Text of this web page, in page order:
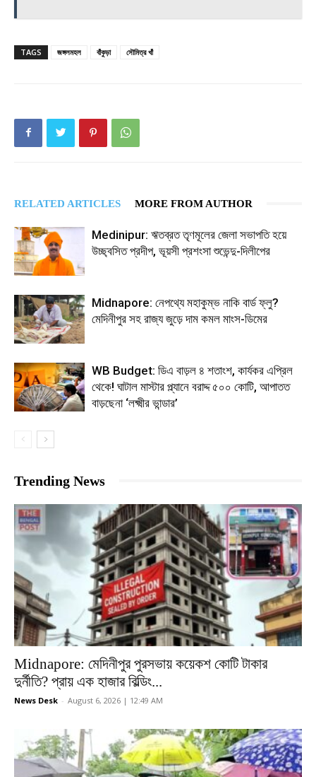
TAGS জঙ্গলমহল বাঁকুড়া সৌমিত্র খাঁ
RELATED ARTICLES MORE FROM AUTHOR
Medinipur: ঋতব্রত তৃণমূলের জেলা সভাপতি হয়ে
উচ্ছ্বসিত প্রদীপ, ভূয়সী প্রশংসা শুভেন্দু-দিলীপের
Midnapore: নেপথ্যে মহাকুম্ভ নাকি বার্ড ফ্লু?
মেদিনীপুর সহ রাজ্য জুড়ে দাম কমল মাংস-ডিমের
WB Budget: ডিএ বাড়ল ৪ শতাংশ, কার্যকর এপ্রিল
থেকে! ঘাটাল মাস্টার প্ল্যানে বরাদ্দ ৫০০ কোটি, আপাতত
বাড়ছেনা ‘লক্ষ্মীর ভান্ডার’
Trending News
Midnapore: মেদিনীপুর পুরসভায় কয়েকশ কোটি টাকার
দুর্নীতি? প্রায় এক হাজার বিল্ডিং...
News Desk - August 6, 2026 | 12:49 AM